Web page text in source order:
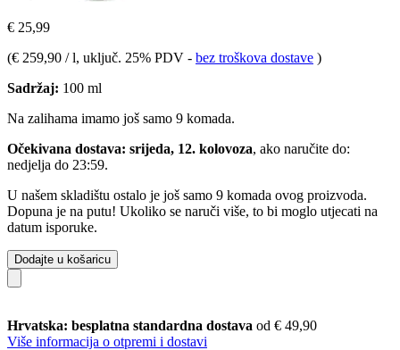
€ 25,99
(€ 259,90 / l, uključ. 25% PDV - bez troškova dostave )
Sadržaj: 100 ml
Na zalihama imamo još samo 9 komada.
Očekivana dostava: srijeda, 12. kolovoza, ako naručite do:
nedjelja do 23:59.
U našem skladištu ostalo je još samo 9 komada ovog proizvoda.
Dopuna je na putu! Ukoliko se naruči više, to bi moglo utjecati na
datum isporuke.
Dodajte u košaricu
Hrvatska: besplatna standardna dostava od € 49,90
Više informacija o otpremi i dostavi